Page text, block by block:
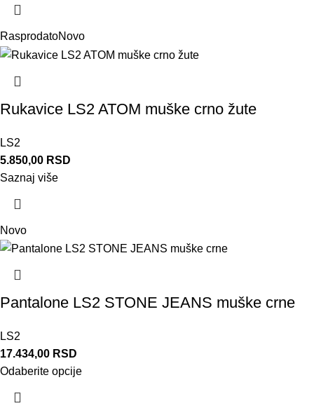
RasprodatoNovo
Rukavice LS2 ATOM muške crno žute
LS2
5.850,00 RSD
Saznaj više
Novo
Pantalone LS2 STONE JEANS muške crne
LS2
17.434,00 RSD
Odaberite opcije